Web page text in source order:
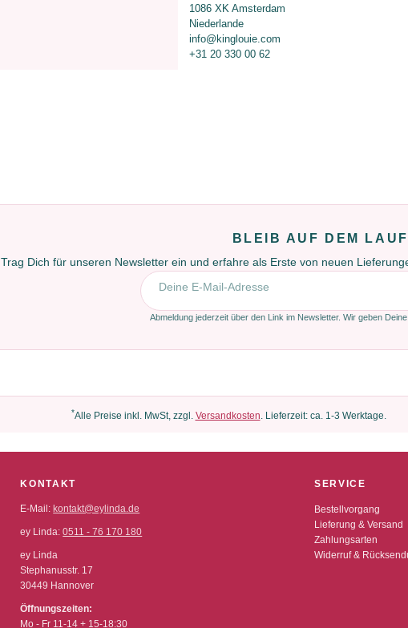
1086 XK Amsterdam
Niederlande
info@kinglouie.com
+31 20 330 00 62
BLEIB AUF DEM
Trag Dich für unseren Newsletter ein und erfahre als Erste von neuen
E-Mail-Adresse
Abmeldung jederzeit über den Link im Newsletter. Wir geben
*Alle Preise inkl. MwSt, zzgl. Versandkosten. Lieferzeit: ca. 1-3 Werktage.
KONTAKT
E-Mail: kontakt@eylinda.de
ey Linda:0511 - 76 170 180
ey Linda
Stephanusstr. 17
30449 Hannover
Öffnungszeiten:
Mo - Fr 11-14 + 15-18:30
SERVICE
Bestellvorgang
Lieferung & Versand
Zahlungsarten
Widerruf &